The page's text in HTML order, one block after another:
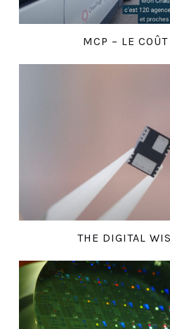
MCP – LE COÛT
THE DIGITAL